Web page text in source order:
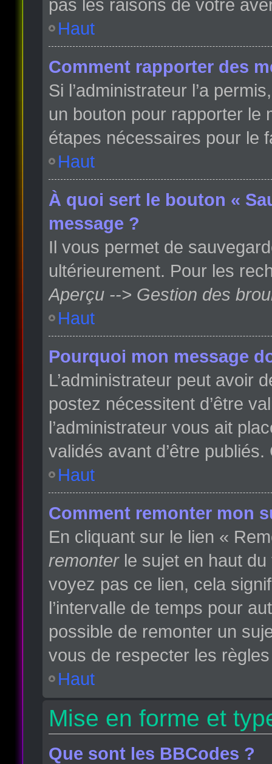
pas les raisons de votre
Haut
Comment rapporter des
Si l’administrateur l’a
un bouton pour rapporter le
étapes nécessaires pour le
Haut
À quoi sert le bouton «
message ?
Il vous permet de
ultérieurement. Pour les
Aperçu --> Gestion des
Haut
Pourquoi mon message
L’administrateur peut avoir
postez nécessitent d’être
l’administrateur vous ait
validés avant d’être
Haut
Comment remonter mon
En cliquant sur le lien «
remonterle sujet en haut du
voyez pas ce lien, cela
l’intervalle de temps pour
possible de remonter un
vous de respecter les
Haut
Mise en forme et
Que sont les BBCodes ?